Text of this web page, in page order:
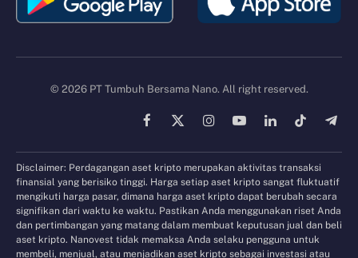
© 2026 PT Tumbuh Bersama Nano. All right reserved.
Facebook
X
InstagramYouTubeLinkedInTikTok
Disclaimer: Perdagangan aset kripto merupakan aktivitas transaksi
finansial yang berisiko tinggi. Harga setiap aset kripto sangat fluktuatif
mengikuti harga pasar, dimana harga aset kripto dapat berubah secara
signifikan dari waktu ke waktu. Pastikan Anda menggunakan riset Anda
dan pertimbangan yang matang dalam membuat keputusan jual dan beli
aset kripto. Nanovest tidak memaksa Anda selaku pengguna untuk
membeli, menjual, atau menjadikan aset kripto sebagai investasi atau